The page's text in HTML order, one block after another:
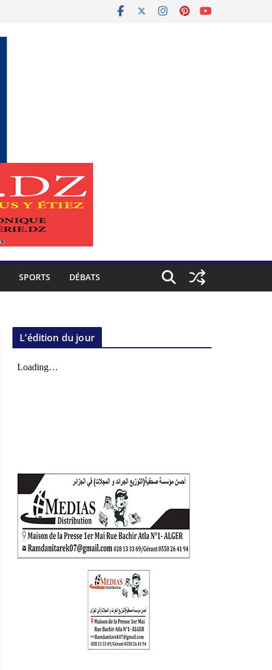
SPORTS DÉBATS
L’édition du jour